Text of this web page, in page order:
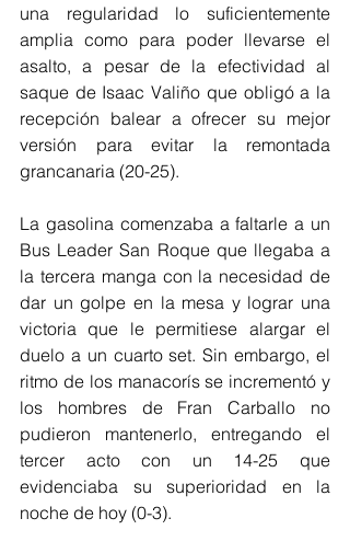
una regularidad lo suficientemente
amplia como para poder llevarse el
asalto, a pesar de la efectividad al
saque de Isaac Valiño que obligó a la
recepción balear a ofrecer su mejor
versión para evitar la remontada
grancanaria (20-25).
La gasolina comenzaba a faltarle a un
Bus Leader San Roque que llegaba a
la tercera manga con la necesidad de
dar un golpe en la mesa y lograr una
victoria que le permitiese alargar el
duelo a un cuarto set. Sin embargo, el
ritmo de los manacorís se incrementó y
los hombres de Fran Carballo no
pudieron mantenerlo, entregando el
tercer acto con un 14-25 que
evidenciaba su superioridad en la
noche de hoy (0-3).